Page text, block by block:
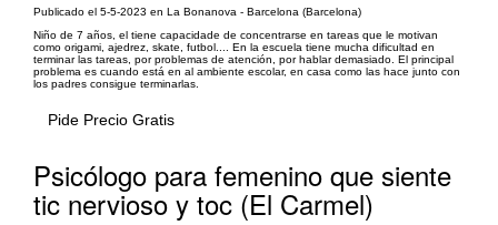
Publicado el 5-5-2023 en La Bonanova - Barcelona (Barcelona)
Niño de 7 años, el tiene capacidade de concentrarse en tareas que le motivan
como origami, ajedrez, skate, futbol.... En la escuela tiene mucha dificultad en
terminar las tareas, por problemas de atención, por hablar demasiado. El principal
problema es cuando está en al ambiente escolar, en casa como las hace junto con
los padres consigue terminarlas.
Pide Precio Gratis
Psicólogo para femenino que siente
tic nervioso y toc (El Carmel)